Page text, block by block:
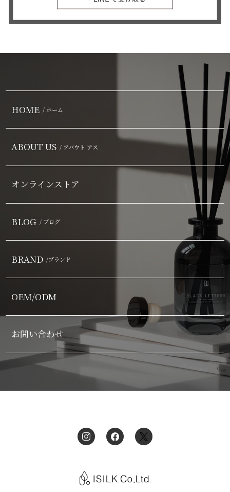
HOME / ホーム
ABOUT US / アバウト アス
オンラインストア
BLOG / ブログ
BRAND /ブランド
OEM/ODM
お問い合わせ